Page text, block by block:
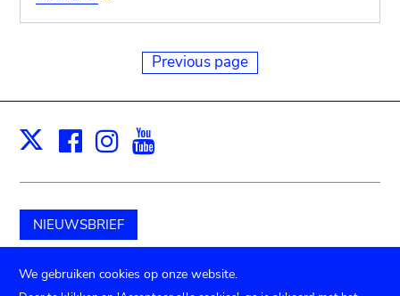
Previous page
X Facebook
Instagram
NIEUWSBRIEF
Schenk aan het museum
We gebruiken cookies op onze website.